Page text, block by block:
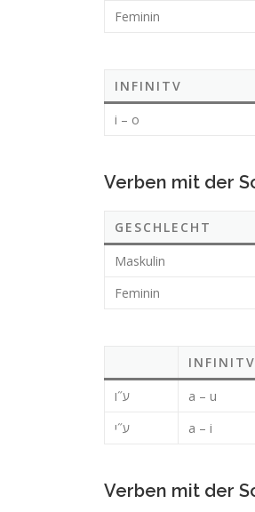
Feminin
INFINITV
i – o
GESCHLECHT
Maskulin
Feminin
INFINITV
ע˝ו
a – u
ע˝י
a – i